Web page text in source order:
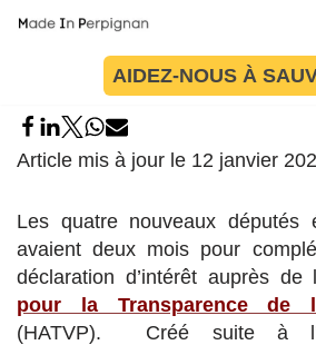
contenu
AIDEZ-NOUS À
Article mis à jour le 12 janvier
Les quatre nouveaux
avaient deux mois pour
déclaration d’intérêt auprès de
pour la Transparence de
(HATVP). Créé suite à